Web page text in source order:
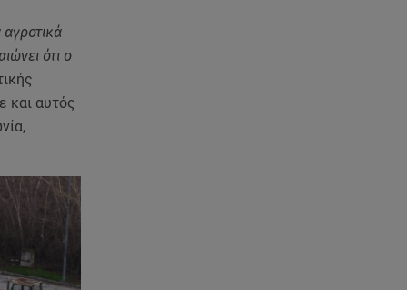
ότι ο
και αυτός